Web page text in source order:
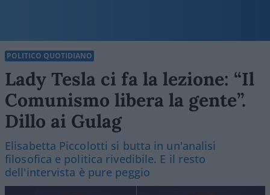
POLITICO QUOTIDIANO
Lady Tesla ci fa la lezione: “Il
Comunismo libera la gente”.
Dillo ai Gulag
Elisabetta Piccolotti si butta in un'analisi
filosofica e politica rivedibile. E il resto
dell'intervista è pure peggio